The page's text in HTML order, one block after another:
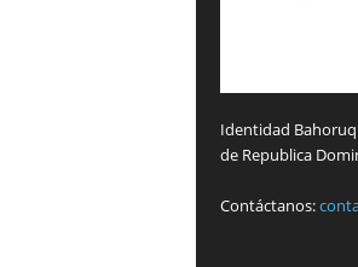
Identidad
de Republica
Contáctanos: